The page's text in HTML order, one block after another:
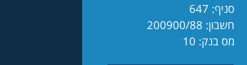
סניף: 647
חשבון: 200900/88
מס בנק: 10